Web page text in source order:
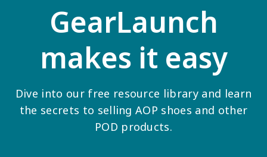
GearLaunch
makes it easy
Dive into our free resource library and learn
the secrets to selling AOP shoes and other
POD products.